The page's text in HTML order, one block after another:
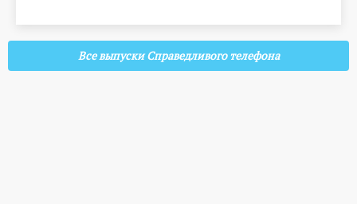
Все выпуски Справедливого телефона